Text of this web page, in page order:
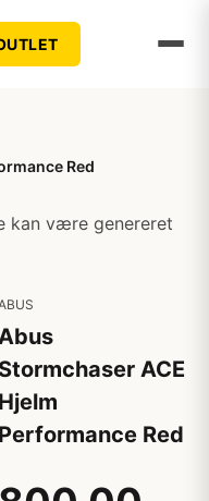
Red
kan være genereret
Stormchaser ACE
Hjelm
Performance Red